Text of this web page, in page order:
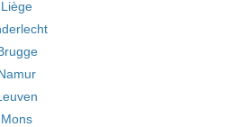
Liège
Mons